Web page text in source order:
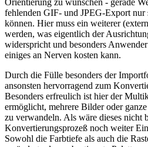
Orientierung zu wünschen - gerade
fehlenden GIF- und JPEG-Export nur
können. Hier muss ein weiterer
werden, was eigentlich der
widerspricht und besonders
einiges an Nerven kosten kann.
Durch die Fülle besonders der
ansonsten hervorragend zum
Besonders erfreulich ist hier der
ermöglicht, mehrere Bilder oder
zu verwandeln. Als wäre dieses nicht
Konvertierungsprozeß noch weiter
Sowohl die Farbtiefe als auch die